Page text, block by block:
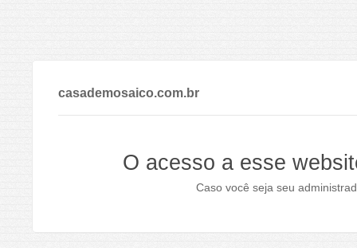
casademosaico.com.br
O acesso a esse
Caso você seja seu